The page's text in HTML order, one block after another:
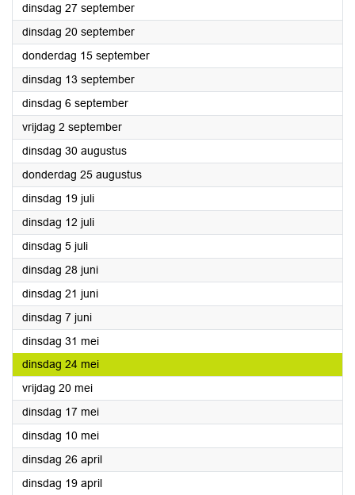
dinsdag 27 september2022
dinsdag 20 september2022
donderdag 15 september2022
dinsdag 13 september2022
dinsdag 6 september2022
vrijdag 2 september2022
dinsdag 30 augustus2022
donderdag 25 augustus2022
dinsdag 19 juli2022
dinsdag 12 juli2022
dinsdag 5 juli2022
dinsdag 28 juni2022
dinsdag 21 juni2022
dinsdag 7 juni2022
dinsdag 31 mei2022
dinsdag 24 mei2022
vrijdag 20 mei2022
dinsdag 17 mei2022
dinsdag 10 mei2022
dinsdag 26 april2022
dinsdag 19 april2022